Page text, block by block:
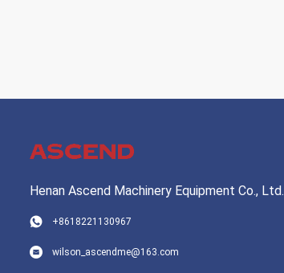
Henan Ascend Machinery Equipment Co., Ltd.
+8618221130967
wilson_ascendme@163.com